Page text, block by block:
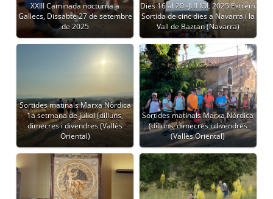
XXIII Caminada nocturna a
Gallecs, Dissabte 27 de setembre
de 2025
Dies 16 al 20 -JULIOL 2025 Extrem
Sortida de cinc dies a Navarra i la
Vall de Baztan (Navarra)
Sortides matinals Marxa Nòrdica
1a setmana de juliol (dilluns,
dimecres i divendres (Vallès
Oriental)
Sortides matinals Marxa Nòrdica
(dilluns, dimecres i divendres
(Vallès Oriental)